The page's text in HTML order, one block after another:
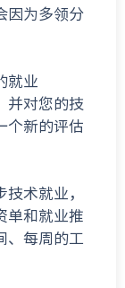
因为多领分
就业
并对您的技
个新的评估
术就业，
单和就业推
、每周的工